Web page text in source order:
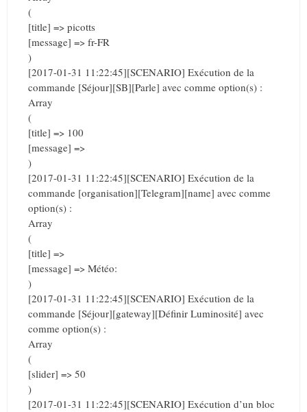
(
[title] => picotts
[message] => fr-FR
)
[2017-01-31 11:22:45][SCENARIO] Exécution de la
commande [Séjour][SB][Parle] avec comme option(s) :
Array
(
[title] => 100
[message] =>
)
[2017-01-31 11:22:45][SCENARIO] Exécution de la
commande [organisation][Telegram][name] avec comme
option(s) :
Array
(
[title] =>
[message] => Météo:
)
[2017-01-31 11:22:45][SCENARIO] Exécution de la
commande [Séjour][gateway][Définir Luminosité] avec
comme option(s) :
Array
(
[slider] => 50
)
[2017-01-31 11:22:45][SCENARIO] Exécution d’un bloc